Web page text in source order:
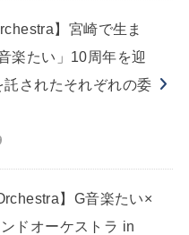
】宮崎で生ま
楽たい」10周年を迎
託されたそれぞれの委
】G音楽たい×
ドオーケストラ in